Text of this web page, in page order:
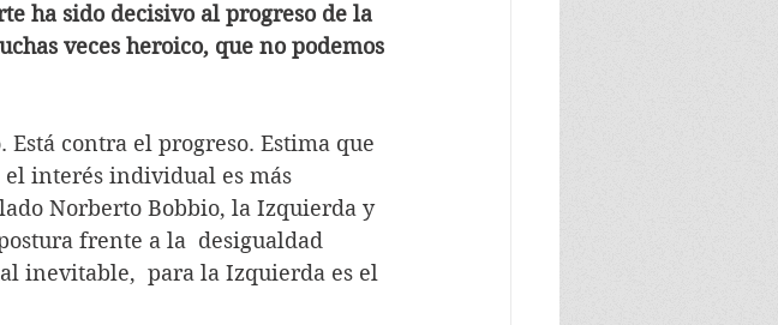
ha sido decisivo al progreso de la
veces heroico, que no podemos
contra el progreso. Estima que
interés individual es más
Norberto Bobbio, la Izquierda y
frente a la  desigualdad
inevitable,  para la Izquierda es el